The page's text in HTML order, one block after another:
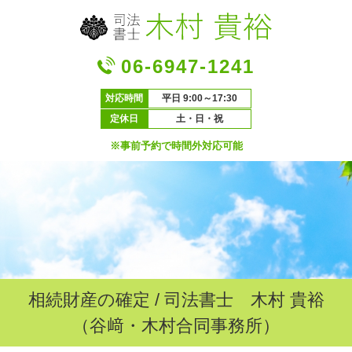
06-6947-1241
対応時間
平日 9:00～17:30
定休日
土・日・祝
※事前予約で時間外対応可能
相続財産の確定 / 司法書士 木村 貴裕
（谷﨑・木村合同事務所）